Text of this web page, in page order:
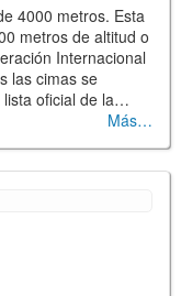
4000 metros. Esta
metros de altitud o
Internacional
las cimas se
lista oficial de la…
Más